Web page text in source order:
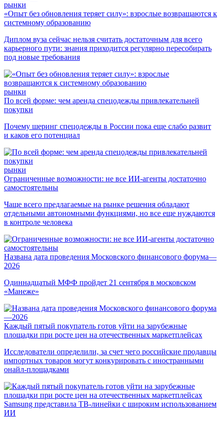
рынки
«Опыт без обновления теряет силу»: взрослые возвращаются к
системному образованию
Диплом вуза сейчас нельзя считать достаточным для всего
карьерного пути: знания приходится регулярно пересобирать
под новые требования
рынки
По всей форме: чем аренда спецодежды привлекательней
покупки
Почему шеринг спецодежды в России пока еще слабо развит
и каков его потенциал
рынки
Ограниченные возможности: не все ИИ-агенты достаточно
самостоятельны
Чаще всего предлагаемые на рынке решения обладают
отдельными автономными функциями, но все еще нуждаются
в контроле человека
Названа дата проведения Московского финансового форума—
2026
Одиннадцатый МФФ пройдет 21 сентября в московском
«Манеже»
Каждый пятый покупатель готов уйти на зарубежные
площадки при росте цен на отечественных маркетплейсах
Исследователи определили, за счет чего российские продавцы
импортных товаров могут конкурировать с иностранными
онайл-площадками
Samsung представила ТВ-линейки с широким использованием
ИИ